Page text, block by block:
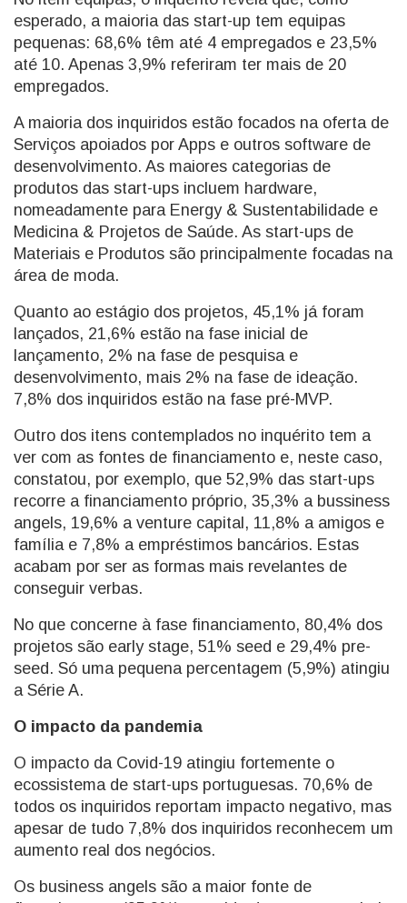
esperado, a maioria das start-up tem equipas
pequenas: 68,6% têm até 4 empregados e 23,5%
até 10. Apenas 3,9% referiram ter mais de 20
empregados.
A maioria dos inquiridos estão focados na oferta de
Serviços apoiados por Apps e outros software de
desenvolvimento. As maiores categorias de
produtos das start-ups incluem hardware,
nomeadamente para Energy & Sustentabilidade e
Medicina & Projetos de Saúde. As start-ups de
Materiais e Produtos são principalmente focadas na
área de moda.
Quanto ao estágio dos projetos, 45,1% já foram
lançados, 21,6% estão na fase inicial de
lançamento, 2% na fase de pesquisa e
desenvolvimento, mais 2% na fase de ideação.
7,8% dos inquiridos estão na fase pré-MVP.
Outro dos itens contemplados no inquérito tem a
ver com as fontes de financiamento e, neste caso,
constatou, por exemplo, que 52,9% das start-ups
recorre a financiamento próprio, 35,3% a bussiness
angels, 19,6% a venture capital, 11,8% a amigos e
família e 7,8% a empréstimos bancários. Estas
acabam por ser as formas mais revelantes de
conseguir verbas.
No que concerne à fase financiamento, 80,4% dos
projetos são early stage, 51% seed e 29,4% pre-
seed. Só uma pequena percentagem (5,9%) atingiu
a Série A.
O impacto da pandemia
O impacto da Covid-19 atingiu fortemente o
ecossistema de start-ups portuguesas. 70,6% de
todos os inquiridos reportam impacto negativo, mas
apesar de tudo 7,8% dos inquiridos reconhecem um
aumento real dos negócios.
Os business angels são a maior fonte de